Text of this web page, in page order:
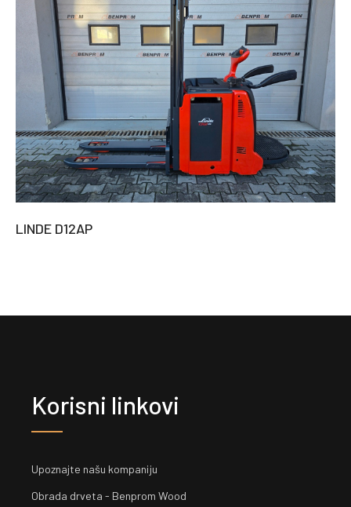
LINDE D12AP
Korisni linkovi
Upoznajte našu kompaniju
Obrada drveta - Benprom Wood